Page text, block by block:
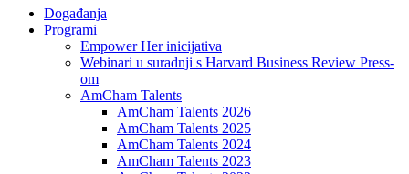
Događanja
Programi
Empower Her inicijativa
Webinari u suradnji s Harvard Business Review Press-
om
AmCham Talents
AmCham Talents 2026
AmCham Talents 2025
AmCham Talents 2024
AmCham Talents 2023